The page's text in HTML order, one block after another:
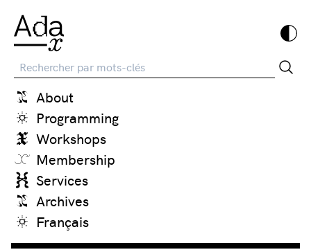
Recherche
About
Programming
Workshops
Membership
Services
Archives
Français